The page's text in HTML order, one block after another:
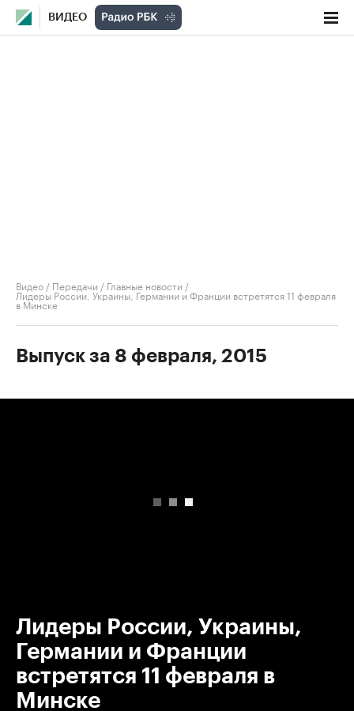
ВИДЕО
Видео / Передачи / Главные новости /
Лидеры России, Украины, Германии и Франции встретятся 11 февраля
в Минске
Выпуск за 8 февраля, 2015
Лидеры России, Украины,
Германии и Франции
встретятся 11 февраля в
Минске